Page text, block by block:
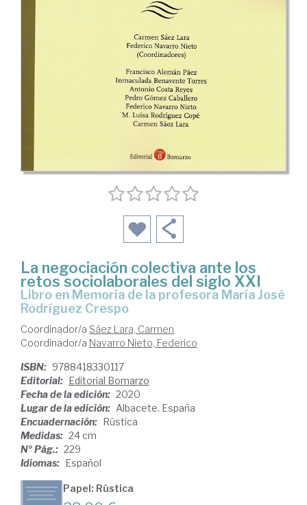
La negociación colectiva ante los
retos sociolaborales del siglo XXI
Libro en Memoria de la profesora María José
Rodríguez Crespo
Coordinador/a Sáez Lara, Carmen
Coordinador/a Navarro Nieto, Federico
ISBN: 9788418330117
Editorial: Editorial Bomarzo
Fecha de la edición: 2020
Lugar de la edición: Albacete. España
Encuadernación: Rústica
Medidas: 24 cm
Nº Pág.: 229
Idiomas: Español
Papel: Rústica